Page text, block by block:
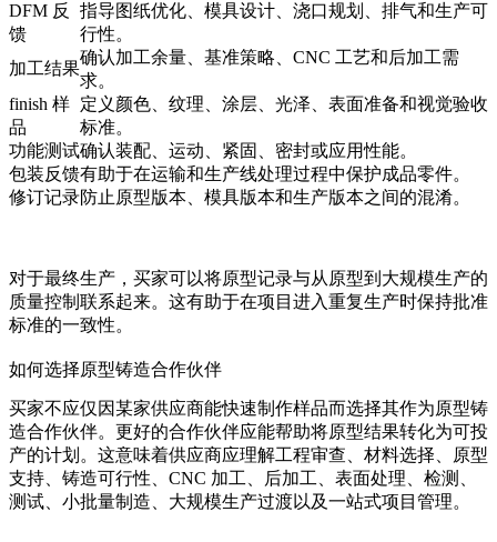
DFM 反
馈
指导图纸优化、模具设计、浇口规划、排气和生产可
行性。
加工结果
确认加工余量、基准策略、CNC 工艺和后加工需
求。
finish 样
品
定义颜色、纹理、涂层、光泽、表面准备和视觉验收
标准。
功能测试确认装配、运动、紧固、密封或应用性能。
包装反馈有助于在运输和生产线处理过程中保护成品零件。
修订记录防止原型版本、模具版本和生产版本之间的混淆。
对于最终生产，买家可以将原型记录与从原型到大规模生产的
质量控制 联系起来。这有助于在项目进入重复生产时保持批准
标准的一致性。
如何选择原型铸造合作伙伴
买家不应仅因某家供应商能快速制作样品而选择其作为原型铸
造合作伙伴。更好的合作伙伴应能帮助将原型结果转化为可投
产的计划。这意味着供应商应理解工程审查、材料选择、原型
支持、铸造可行性、CNC 加工、后加工、表面处理、检测、
测试、小批量制造、大规模生产过渡以及一站式项目管理。